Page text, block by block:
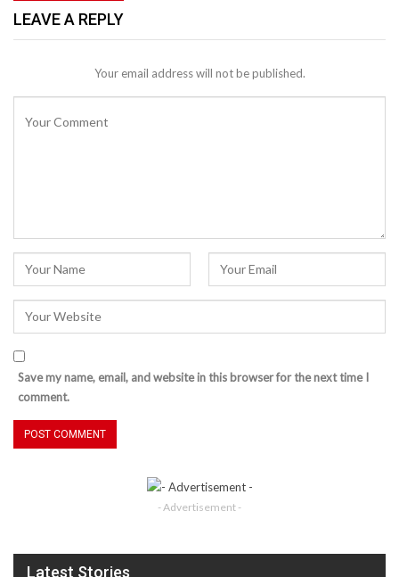
LEAVE A REPLY
Your email address will not be published.
Save my name, email, and website in this browser for the next time I
comment.
- Advertisement -
Latest Stories